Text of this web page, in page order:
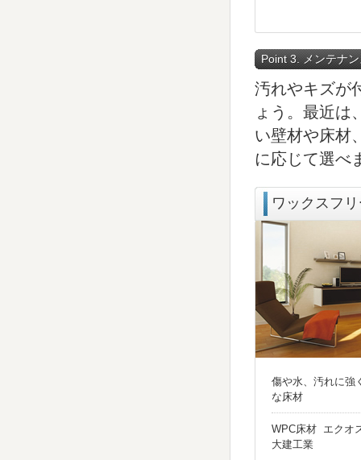
Point 3. メンテナ
汚れやキズが
ょう。最近は
い壁材や床材
に応じて選べ
ワックスフ
傷や水、汚れに強
な床材
WPC床材 エクオ
大建工業